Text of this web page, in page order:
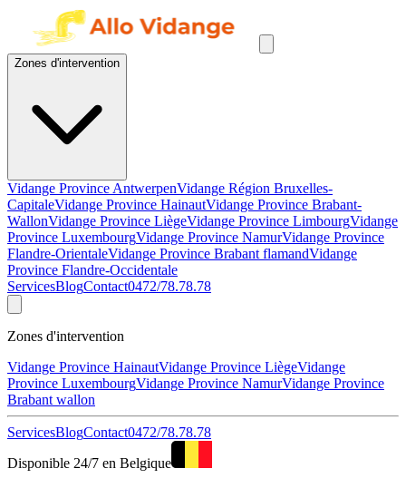
Zones d'intervention
Vidange Province AntwerpenVidange Région Bruxelles-
CapitaleVidange Province HainautVidange Province Brabant-
WallonVidange Province LiègeVidange Province LimbourgVidange
Province LuxembourgVidange Province NamurVidange Province
Flandre-OrientaleVidange Province Brabant flamandVidange
Province Flandre-Occidentale
ServicesBlogContact0472/78.78.78
Zones d'intervention
Vidange Province HainautVidange Province LiègeVidange
Province LuxembourgVidange Province NamurVidange Province
Brabant wallon
ServicesBlogContact0472/78.78.78
Disponible 24/7 en Belgique